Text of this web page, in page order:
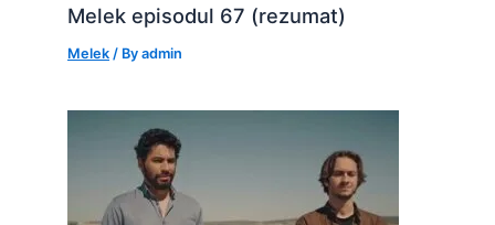
Melek episodul 67 (rezumat)
Melek / Byadmin